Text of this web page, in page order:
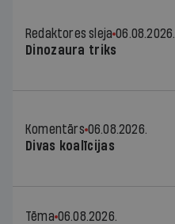
Redaktores sleja 06.08.2026.
Dinozaura triks
Komentārs 06.08.2026.
Divas koalīcijas
Tēma 06.08.2026.